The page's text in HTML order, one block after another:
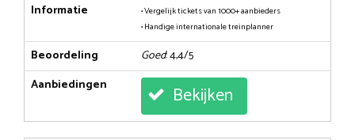
Informatie
• Vergelijk tickets van 1000+ aanbieders
• Handige internationale treinplanner
Beoordeling Goed: 4,4/5
Aanbiedingen
Bekijken